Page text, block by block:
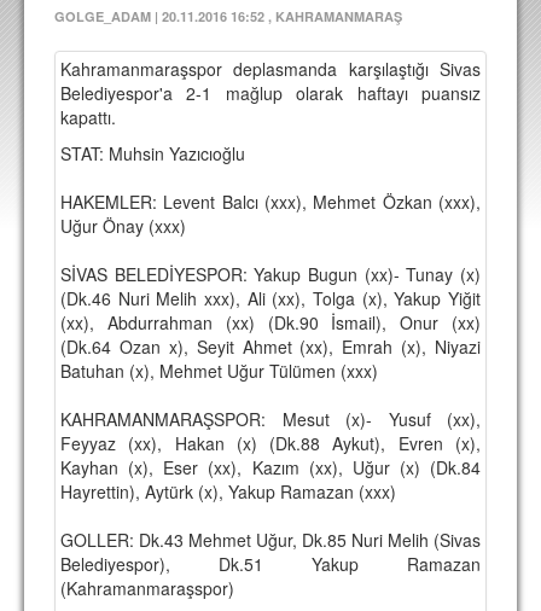
TEKNİK KADRO
TRANSFERLER
TARAFTAR
BİLETLER
DEPLASMAN
LİSANSLI ÜRÜNLER
MULTİMEDYA
FOTOĞRAF & VİDEOLAR
KULÜP
AMBLEM
SPOR TESİSLERİ
YÖNETİM KURULU
GOLGE_ADAM | 20.11.2016 16:52 , KAHRAMANMARAŞ
Kahramanmaraşspor deplasmanda karşılaştığı Sivas
Belediyespor'a 2-1 mağlup olarak haftayı puansız
kapattı.
STAT: Muhsin Yazıcıoğlu
HAKEMLER: Levent Balcı (xxx), Mehmet Özkan (xxx),
Uğur Önay (xxx)
SİVAS BELEDİYESPOR: Yakup Bugun (xx)- Tunay (x)
(Dk.46 Nuri Melih xxx), Ali (xx), Tolga (x), Yakup Yiğit
(xx), Abdurrahman (xx) (Dk.90 İsmail), Onur (xx)
(Dk.64 Ozan x), Seyit Ahmet (xx), Emrah (x), Niyazi
Batuhan (x), Mehmet Uğur Tülümen (xxx)
KAHRAMANMARAŞSPOR: Mesut (x)- Yusuf (xx),
Feyyaz (xx), Hakan (x) (Dk.88 Aykut), Evren (x),
Kayhan (x), Eser (xx), Kazım (xx), Uğur (x) (Dk.84
Hayrettin), Aytürk (x), Yakup Ramazan (xxx)
GOLLER: Dk.43 Mehmet Uğur, Dk.85 Nuri Melih (Sivas
Belediyespor), Dk.51 Yakup Ramazan
(Kahramanmaraşspor)